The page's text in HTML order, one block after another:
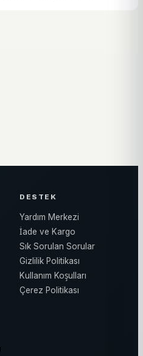
DESTEK
Yardım Merkezi
İade ve Kargo
Sık Sorulan Sorular
Gizlilik Politikası
Kullanım Koşulları
Çerez Politikası